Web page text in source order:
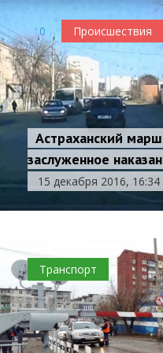
0 Происшествия
Астраханский
заслуженное
15 декабря 2016, 16:34
Транспорт